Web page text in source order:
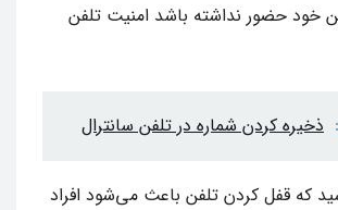
خود حضور نداشته باشد امنیت تلفن
ذخیره کردن شماره در تلفن سانترال
که قفل کردن تلفن باعث می‌شود افراد